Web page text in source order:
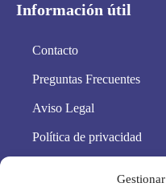
Información útil
Contacto
Preguntas Frecuentes
Aviso Legal
Política de privacidad